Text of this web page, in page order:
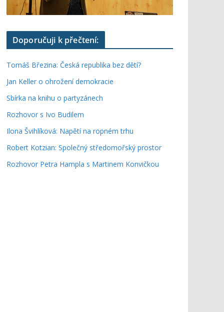
Doporučuji k přečtení:
Tomáš Březina: Česká republika bez dětí?
Jan Keller o ohrožení demokracie
Sbírka na knihu o partyzánech
Rozhovor s Ivo Budilem
Ilona Švihlíková: Napětí na ropném trhu
Robert Kotzian: Společný středomořský prostor
Rozhovor Petra Hampla s Martinem Konvičkou